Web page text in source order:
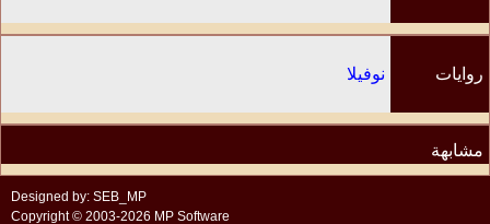
روايات
مشابهة
نوفيلا
Designed by: SEB_MP
Copyright © 2003-2026 MP Software